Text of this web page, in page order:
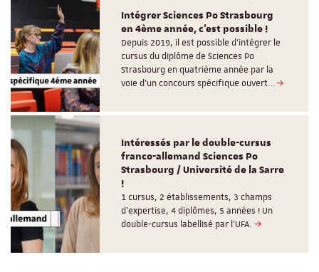
Intégrer Sciences Po Strasbourg
en 4ème année, c'est possible !
Depuis 2019, il est possible d’intégrer le
cursus du diplôme de Sciences Po
Strasbourg en quatrième année par la
voie d’un concours spécifique ouvert…
Intéressés par le double-cursus
franco-allemand Sciences Po
Strasbourg / Université de la Sarre
!
1 cursus, 2 établissements, 3 champs
d’expertise, 4 diplômes, 5 années ! Un
double-cursus labellisé par l'UFA.